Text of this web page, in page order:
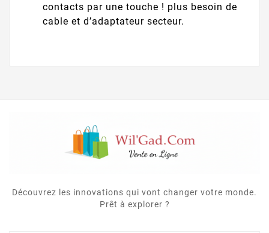
contacts par une touche ! plus besoin de
cable et d’adaptateur secteur.
Découvrez les innovations qui vont changer votre monde.
Prêt à explorer ?